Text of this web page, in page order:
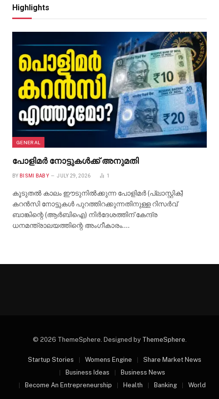
Highlights
GENERAL
പോളിമർ നോട്ടുകൾക്ക് അനുമതി
BY BISMI BABY JULY 29, 2026 1
കൂടുതൽ കാലം ഈടുനിൽക്കുന്ന പോളിമർ (പ്ലാസ്റ്റിക്)
കറൻസി നോട്ടുകൾ പുറത്തിറക്കുന്നതിനുള്ള റിസർവ്
ബാങ്കിന്റെ (ആർബിഐ) നിർദേശത്തിന് കേന്ദ്ര
ധനമന്ത്രാലയത്തിന്റെ അംഗീകാരം.…
© 2026 ThemeSphere. Designed by ThemeSphere
Startup Stories Womens Engine
Share Market News
Business Ideas
Business News
Become An Entrepreneurship
Health Banking World